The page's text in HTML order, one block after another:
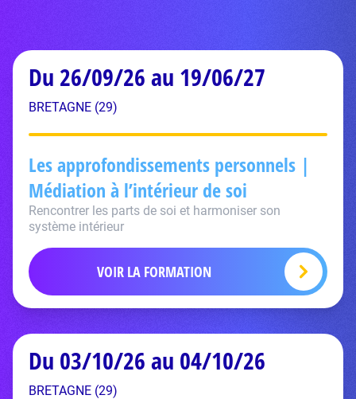
Du 26/09/26 au 19/06/27
BRETAGNE (29)
Les approfondissements personnels |
Médiation à l’intérieur de soi
Rencontrer les parts de soi et harmoniser son
système intérieur
VOIR LA FORMATION
Du 03/10/26 au 04/10/26
BRETAGNE (29)